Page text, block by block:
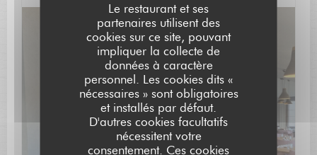
Le restaurant et ses
partenaires utilisent des
cookies sur ce site, pouvant
impliquer la collecte de
données à caractère
personnel. Les cookies dits «
nécessaires » sont obligatoires
et installés par défaut.
D'autres cookies facultatifs
nécessitent votre
consentement. Ces cookies
Découvrir notre carte